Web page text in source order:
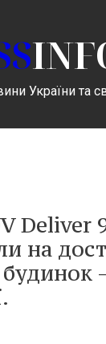
України та
Deliver
на